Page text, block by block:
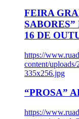
FEIRA
16 DE
https://
content/
335x256.jpg
“PROSA”
https://